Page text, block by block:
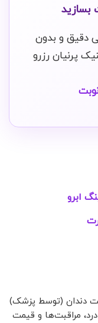
دقیق و بدون
پرنیان رزرو
دندان (توسط پزشک)
مراقبت‌ها و قیمت